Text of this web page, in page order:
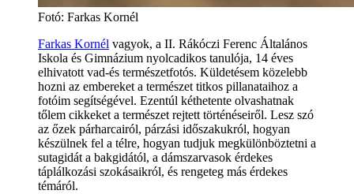
Fotó: Farkas Kornél
Farkas Kornél vagyok, a II. Rákóczi Ferenc Általános
Iskola és Gimnázium nyolcadikos tanulója, 14 éves
elhivatott vad-és természetfotós. Küldetésem közelebb
hozni az embereket a természet titkos pillanataihoz a
fotóim segítségével. Ezentúl kéthetente olvashatnak
tőlem cikkeket a természet rejtett történéseiről. Lesz szó
az őzek párharcairól, párzási időszakukról, hogyan
készülnek fel a télre, hogyan tudjuk megkülönböztetni a
sutagidát a bakgidától, a dámszarvasok érdekes
táplálkozási szokásaikról, és rengeteg más érdekes
témáról.